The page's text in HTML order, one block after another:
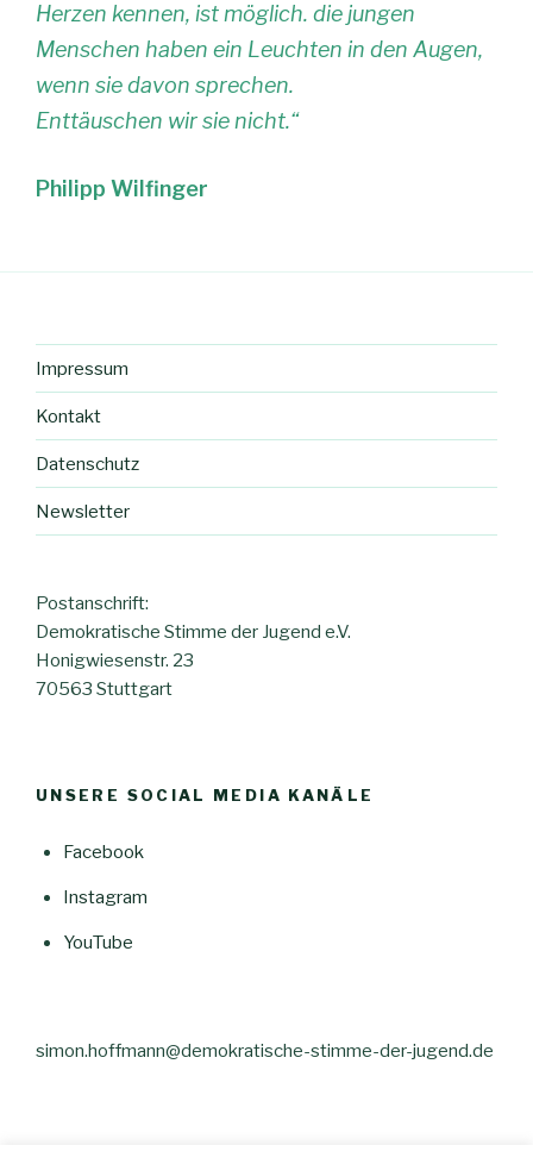
Herzen kennen, ist möglich. die jungen
Menschen haben ein Leuchten in den Augen,
wenn sie davon sprechen.
Enttäuschen wir sie nicht.“
Philipp Wilfinger
Impressum
Kontakt
Datenschutz
Newsletter
Postanschrift:
Demokratische Stimme der Jugend e.V.
Honigwiesenstr. 23
70563 Stuttgart
UNSERE SOCIAL MEDIA KANÄLE
Facebook
Instagram
YouTube
simon.hoffmann@demokratische-stimme-der-jugend.de